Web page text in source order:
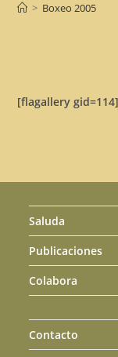
> Boxeo 2005
[flagallery gid=114]
Saluda
Publicaciones
Colabora
Contacto